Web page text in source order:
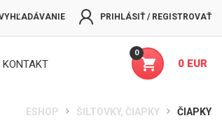
PRIHLÁSIŤ / REGISTROVAŤ
0
0 EUR
KONTAKT
ESHOP ŠILTOVKY, ČIAPKY ČIAPKY